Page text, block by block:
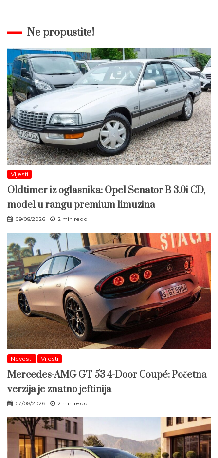
Ne propustite!
Vijesti
Oldtimer iz oglasnika: Opel Senator B 3.0i CD,
model u rangu premium limuzina
09/08/2026 2 min read
Novosti Vijesti
Mercedes-AMG GT 53 4-Door Coupé: Početna
verzija je znatno jeftinija
07/08/2026 2 min read